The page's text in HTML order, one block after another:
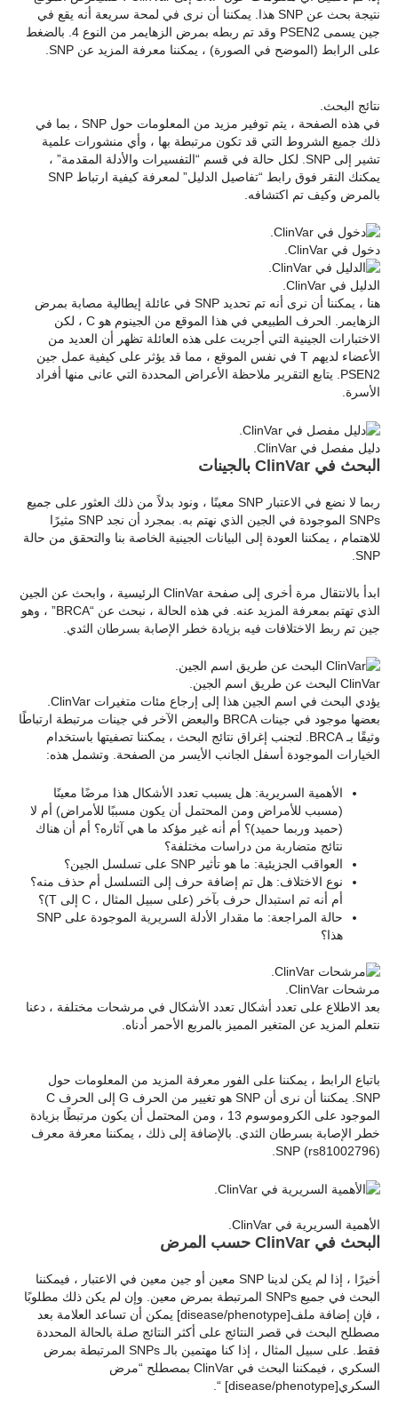
نتيجة بحث عن SNP هذا. يمكننا أن نرى في لمحة سريعة أنه يقع في
جين يسمى PSEN2 وقد تم ربطه بمرض الزهايمر من النوع 4. بالضغط
على الرابط (الموضح في الصورة) ، يمكننا معرفة المزيد عن SNP.
نتائج البحث.
في هذه الصفحة ، يتم توفير مزيد من المعلومات حول SNP ، بما في
ذلك جميع الشروط التي قد تكون مرتبطة بها ، وأي منشورات علمية
تشير إلى SNP. لكل حالة في قسم “التفسيرات والأدلة المقدمة” ،
يمكنك النقر فوق رابط “تفاصيل الدليل” لمعرفة كيفية ارتباط SNP
بالمرض وكيف تم اكتشافه.
دخول في ClinVar.
الدليل في ClinVar.
هنا ، يمكننا أن نرى أنه تم تحديد SNP في عائلة إيطالية مصابة بمرض
الزهايمر. الحرف الطبيعي في هذا الموقع من الجينوم هو C ، لكن
الاختبارات الجينية التي أجريت على هذه العائلة تظهر أن العديد من
الأعضاء لديهم T في نفس الموقع ، مما قد يؤثر على كيفية عمل جين
PSEN2. يتابع التقرير ملاحظة الأعراض المحددة التي عانى منها أفراد
الأسرة.
دليل مفصل في ClinVar.
البحث في ClinVar بالجينات
ربما لا نضع في الاعتبار SNP معينًا ، ونود بدلاً من ذلك العثور على جميع
SNPs الموجودة في الجين الذي نهتم به. بمجرد أن نجد SNP مثيرًا
للاهتمام ، يمكننا العودة إلى البيانات الجينية الخاصة بنا والتحقق من حالة
SNP.
ابدأ بالانتقال مرة أخرى إلى صفحة ClinVar الرئيسية ، وابحث عن الجين
الذي تهتم بمعرفة المزيد عنه. في هذه الحالة ، نبحث عن “BRCA” ، وهو
جين تم ربط الاختلافات فيه بزيادة خطر الإصابة بسرطان الثدي.
ClinVar البحث عن طريق اسم الجين.
يؤدي البحث في اسم الجين هذا إلى إرجاع مئات متغيرات ClinVar.
بعضها موجود في جينات BRCA والبعض الآخر في جينات مرتبطة ارتباطًا
وثيقًا بـ BRCA. لتجنب إغراق نتائج البحث ، يمكننا تصفيتها باستخدام
الخيارات الموجودة أسفل الجانب الأيسر من الصفحة. وتشمل هذه:
الأهمية السريرية: هل يسبب تعدد الأشكال هذا مرضًا معينًا
(مسبب للأمراض ومن المحتمل أن يكون مسببًا للأمراض) أم لا
(حميد وربما حميد)؟ أم أنه غير مؤكد ما هي آثاره؟ أم أن هناك
نتائج متضاربة من دراسات مختلفة؟
العواقب الجزيئية: ما هو تأثير SNP على تسلسل الجين؟
نوع الاختلاف: هل تم إضافة حرف إلى التسلسل أم حذف منه؟
أم أنه تم استبدال حرف بآخر (على سبيل المثال ، C إلى T)؟
حالة المراجعة: ما مقدار الأدلة السريرية الموجودة على SNP
هذا؟
مرشحات ClinVar.
بعد الاطلاع على تعدد أشكال تعدد الأشكال في مرشحات مختلفة ، دعنا
نتعلم المزيد عن المتغير المميز بالمربع الأحمر أدناه.
باتباع الرابط ، يمكننا على الفور معرفة المزيد من المعلومات حول
SNP. يمكننا أن نرى أن SNP هو تغيير من الحرف G إلى الحرف C
الموجود على الكروموسوم 13 ، ومن المحتمل أن يكون مرتبطًا بزيادة
خطر الإصابة بسرطان الثدي. بالإضافة إلى ذلك ، يمكننا معرفة معرف
SNP (rs81002796).
الأهمية السريرية في ClinVar.
البحث في ClinVar حسب المرض
أخيرًا ، إذا لم يكن لدينا SNP معين أو جين معين في الاعتبار ، فيمكننا
البحث في جميع SNPs المرتبطة بمرض معين. وإن لم يكن ذلك مطلوبًا
، فإن إضافة ملف[disease/phenotype] يمكن أن تساعد العلامة بعد
مصطلح البحث في قصر النتائج على أكثر النتائج صلة بالحالة المحددة
فقط. على سبيل المثال ، إذا كنا مهتمين بالـ SNPs المرتبطة بمرض
السكري ، فيمكننا البحث في ClinVar بمصطلح “مرض
السكري[disease/phenotype] “.